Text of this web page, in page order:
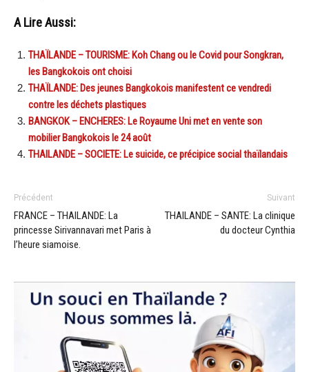
A Lire Aussi:
THAÏLANDE – TOURISME: Koh Chang ou le Covid pour Songkran,
les Bangkokois ont choisi
THAÏLANDE: Des jeunes Bangkokois manifestent ce vendredi
contre les déchets plastiques
BANGKOK – ENCHERES: Le Royaume Uni met en vente son
mobilier Bangkokois le 24 août
THAILANDE – SOCIETE: Le suicide, ce précipice social thaïlandais
Précédent
FRANCE – THAILANDE: La
princesse Sirivannavari met Paris à
l’heure siamoise.
Suivant
THAILANDE – SANTE: La clinique
du docteur Cynthia